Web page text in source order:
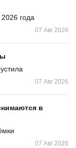
года
07 Авг 2026
07 Авг 2026
в
07 Авг 2026